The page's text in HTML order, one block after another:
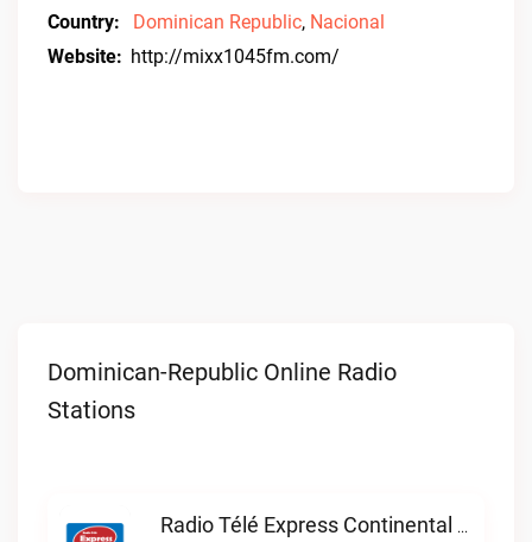
Country:
Dominican Republic, Nacional
Website: http://mixx1045fm.com/
Dominican-Republic Online Radio
Stations
Radio Télé Express Continental Live